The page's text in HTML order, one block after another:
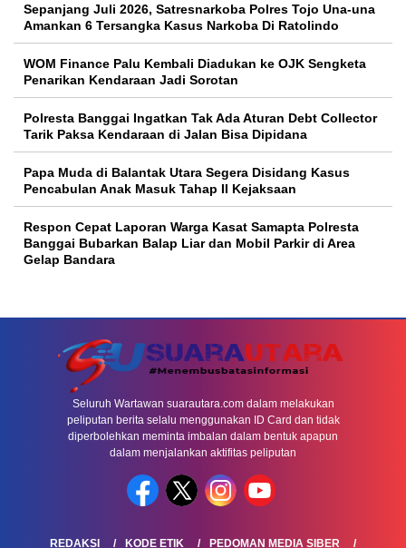
Sepanjang Juli 2026, Satresnarkoba Polres Tojo Una-una
Amankan 6 Tersangka Kasus Narkoba Di Ratolindo
WOM Finance Palu Kembali Diadukan ke OJK Sengketa
Penarikan Kendaraan Jadi Sorotan
Polresta Banggai Ingatkan Tak Ada Aturan Debt Collector
Tarik Paksa Kendaraan di Jalan Bisa Dipidana
Papa Muda di Balantak Utara Segera Disidang Kasus
Pencabulan Anak Masuk Tahap II Kejaksaan
Respon Cepat Laporan Warga Kasat Samapta Polresta
Banggai Bubarkan Balap Liar dan Mobil Parkir di Area
Gelap Bandara
Seluruh Wartawan suarautara.com dalam melakukan
peliputan berita selalu menggunakan ID Card dan tidak
diperbolehkan meminta imbalan dalam bentuk apapun
dalam menjalankan aktifitas peliputan
REDAKSI KODE ETIK PEDOMAN MEDIA SIBER